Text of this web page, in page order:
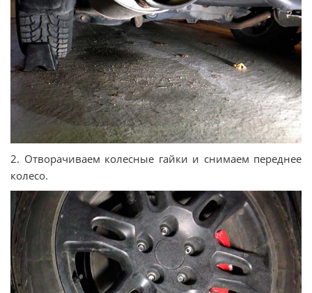
2. Отворачиваем колесные гайки и снимаем переднее
колесо.